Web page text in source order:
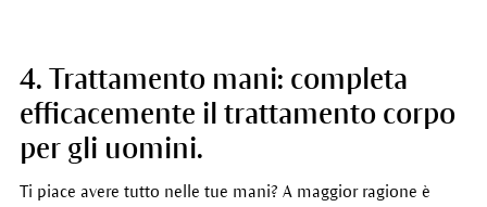
4. Trattamento mani: completa
efficacemente il trattamento corpo
per gli uomini.
Ti piace avere tutto nelle tue mani? A maggior ragione è